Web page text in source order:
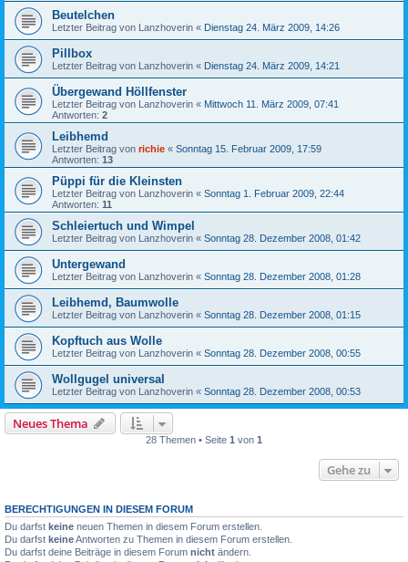
Beutelchen
Letzter Beitrag von Lanzhoverin « Dienstag 24. März 2009, 14:26
Pillbox
Letzter Beitrag von Lanzhoverin « Dienstag 24. März 2009, 14:21
Übergewand Höllfenster
Letzter Beitrag von Lanzhoverin « Mittwoch 11. März 2009, 07:41
Antworten: 2
Leibhemd
Letzter Beitrag von richie « Sonntag 15. Februar 2009, 17:59
Antworten: 13
Püppi für die Kleinsten
Letzter Beitrag von Lanzhoverin « Sonntag 1. Februar 2009, 22:44
Antworten: 11
Schleiertuch und Wimpel
Letzter Beitrag von Lanzhoverin « Sonntag 28. Dezember 2008, 01:42
Untergewand
Letzter Beitrag von Lanzhoverin « Sonntag 28. Dezember 2008, 01:28
Leibhemd, Baumwolle
Letzter Beitrag von Lanzhoverin « Sonntag 28. Dezember 2008, 01:15
Kopftuch aus Wolle
Letzter Beitrag von Lanzhoverin « Sonntag 28. Dezember 2008, 00:55
Wollgugel universal
Letzter Beitrag von Lanzhoverin « Sonntag 28. Dezember 2008, 00:53
Neues Thema
28 Themen • Seite 1 von 1
Gehe zu
BERECHTIGUNGEN IN DIESEM FORUM
Du darfst keine neuen Themen in diesem Forum erstellen.
Du darfst keineAntworten zu Themen in diesem Forum erstellen.
Du darfst deine Beiträge in diesem Forum nicht ändern.